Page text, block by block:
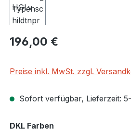
Regulärer Preis:
196,00 €
Preise inkl. MwSt. zzgl.
Sofort verfügbar, Lieferzeit:
DKL Farben